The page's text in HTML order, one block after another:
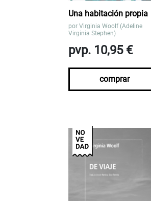
Una habitación propia
por Virginia Woolf (Adeline
Virginia Stephen)
pvp. 10,95 €
comprar